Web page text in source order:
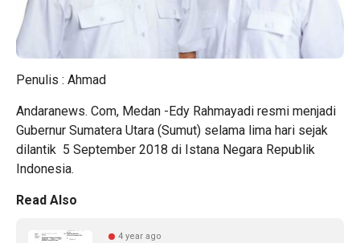
Penulis : Ahmad
Andaranews. Com, Medan -Edy Rahmayadi resmi menjadi
Gubernur Sumatera Utara (Sumut) selama lima hari sejak
dilantik 5 September 2018 di Istana Negara Republik
Indonesia.
Read Also
4 year ago